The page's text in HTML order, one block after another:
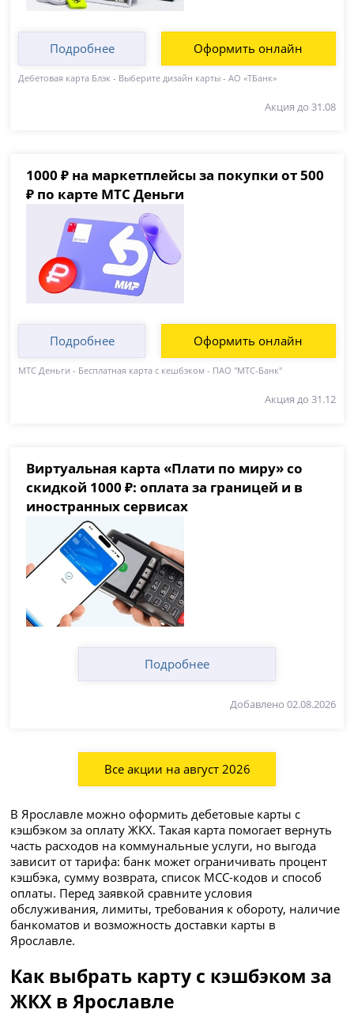
Подробнее Оформить онлайн
Дебетовая карта Блэк - Выберите дизайн карты - АО «ТБанк»
Акция до 31.08
1000 ₽ на маркетплейсы за покупки от 500
₽ по карте МТС Деньги
Подробнее Оформить онлайн
МТС Деньги - Бесплатная карта с кешбэком - ПАО "МТС-Банк"
Акция до 31.12
Виртуальная карта «Плати по миру» со
скидкой 1000 ₽: оплата за границей и в
иностранных сервисах
Подробнее
Добавлено 02.08.2026
Все акции на август 2026
В Ярославле можно оформить дебетовые карты с
кэшбэком за оплату ЖКХ. Такая карта помогает вернуть
часть расходов на коммунальные услуги, но выгода
зависит от тарифа: банк может ограничивать процент
кэшбэка, сумму возврата, список MCC-кодов и способ
оплаты. Перед заявкой сравните условия
обслуживания, лимиты, требования к обороту, наличие
банкоматов и возможность доставки карты в
Ярославле.
Как выбрать карту с кэшбэком за
ЖКХ в Ярославле